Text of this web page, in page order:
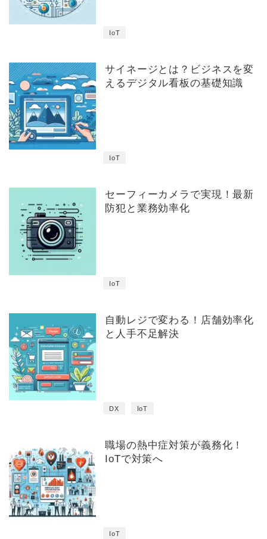
IoT
サイネージとは？ビジネスを変
えるデジタル看板の基礎知識
IoT
セーフィーカメラで実現！最新
防犯と業務効率化
IoT
自動レジで変わる！店舗効率化
と人手不足解決
DX IoT
職場の熱中症対策が義務化！
IoTで対策へ
IoT